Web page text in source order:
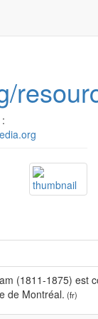
(1811-1875) est
de Montréal. (fr)